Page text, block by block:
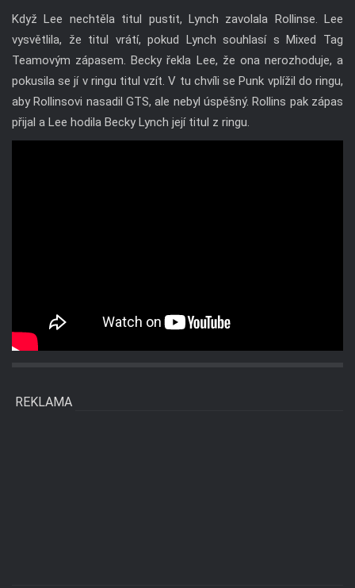
Když Lee nechtěla titul pustit, Lynch zavolala Rollinse. Lee
vysvětlila, že titul vrátí, pokud Lynch souhlasí s Mixed Tag
Teamovým zápasem. Becky řekla Lee, že ona nerozhoduje, a
pokusila se jí v ringu titul vzít. V tu chvíli se Punk vplížil do ringu,
aby Rollinsovi nasadil GTS, ale nebyl úspěšný. Rollins pak zápas
přijal a Lee hodila Becky Lynch její titul z ringu.
REKLAMA